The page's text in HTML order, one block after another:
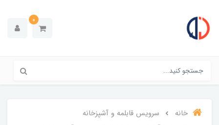
0
خانه
سرویس قابلمه و آشپزخانه